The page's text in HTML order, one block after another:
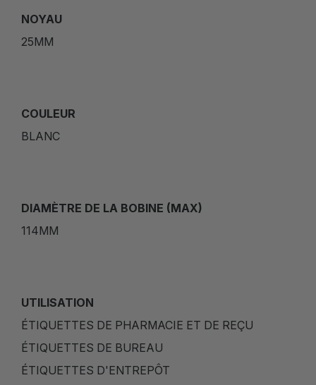
NOYAU
25MM
COULEUR
BLANC
DIAMÈTRE DE LA BOBINE (MAX)
114MM
UTILISATION
ÉTIQUETTES DE PHARMACIE ET DE REÇU
ÉTIQUETTES DE BUREAU
ÉTIQUETTES D'ENTREPÔT